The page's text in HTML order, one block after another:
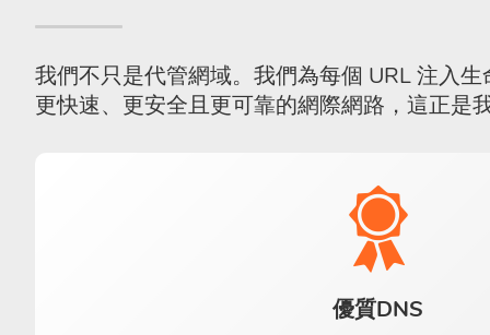
我們不只是代管網域。我們為每個 URL 注入
更快速、更安全且更可靠的網際網路，這正是
優質DNS